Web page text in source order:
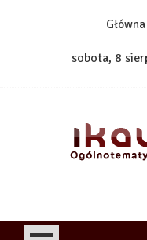
Główna
sobota, 8